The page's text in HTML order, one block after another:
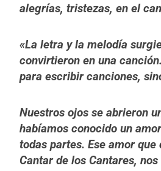
alegrías, tristezas, en el
«La letra y la melodía
convirtieron en una
para escribir canciones,
Nuestros ojos se abrieron
habíamos conocido un
todas partes. Ese amor
Cantar de los Cantares,